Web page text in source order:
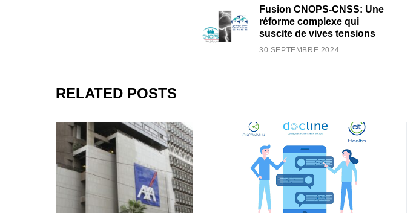
Fusion CNOPS-CNSS: Une
réforme complexe qui
suscite de vives tensions
30 SEPTEMBRE 2024
RELATED POSTS